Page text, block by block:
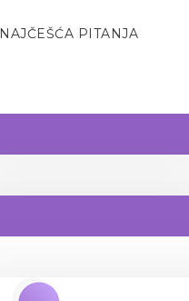
NAJČEŠĆA PITANJA